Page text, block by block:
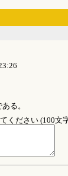
る。
ください (100文